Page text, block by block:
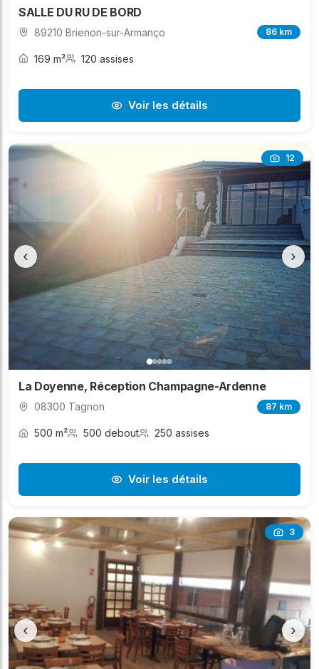
SALLE DU RU DE BORD
89210 Brienon-sur-Armanço 86 km
169 m² 120 assises
Voir les détails
12
‹ ›
La Doyenne, Réception Champagne-Ardenne
08300 Tagnon 87 km
500 m² 500 debout 250 assises
Voir les détails
3
‹ ›